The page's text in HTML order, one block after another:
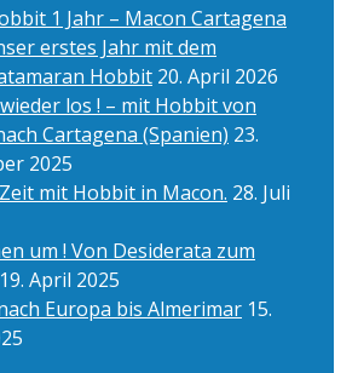
1 Jahr – Macon Cartagena
erstes Jahr mit dem
Hobbit 20. April 2026
los ! – mit Hobbit von
Cartagena (Spanien) 23.
2025
mit Hobbit in Macon. 28. Juli
um ! Von Desiderata zum
19. April 2025
Europa bis Almerimar 15.